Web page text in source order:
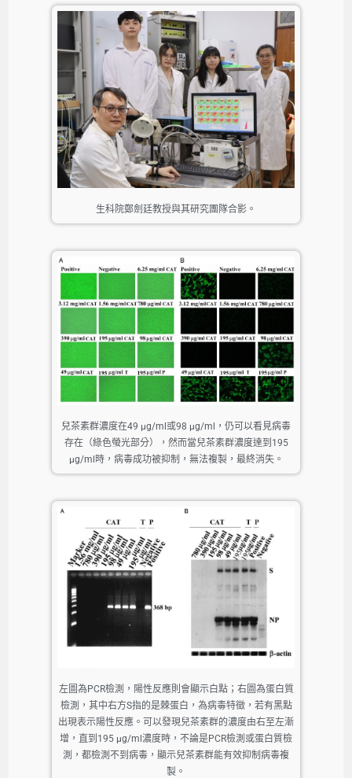
生科院鄭劍廷教授與其研究團隊合影。
兒茶素群濃度在49 μg/ml或98 μg/ml，仍可以看見病毒
存在（綠色螢光部分），然而當兒茶素群濃度達到195
μg/ml時，病毒成功被抑制，無法複製，最終消失。
左圖為PCR檢測，陽性反應則會顯示白點；右圖為蛋白質
檢測，其中右方S指的是棘蛋白，為病毒特徵，若有黑點
出現表示陽性反應。可以發現兒茶素群的濃度由右至左漸
增，直到195 μg/ml濃度時，不論是PCR檢測或蛋白質檢
測，都檢測不到病毒，顯示兒茶素群能有效抑制病毒複
製。